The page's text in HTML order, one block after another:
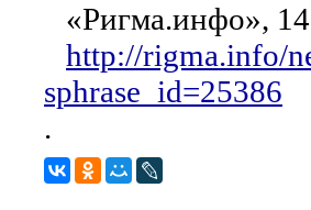
«Ригма.инфо»,
http://rigma.info/
sphrase_id=25386
.